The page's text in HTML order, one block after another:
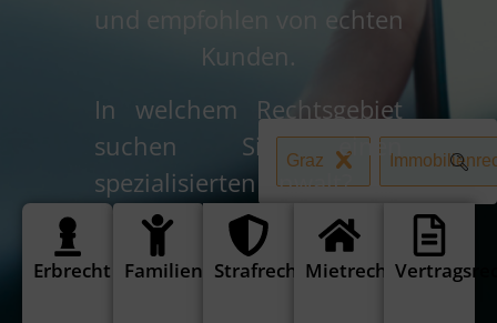
und empfohlen von echten
Kunden.
Graz
In welchem Rechtsgebiet
suchen Sie einen
spezialisierten Anwalt?
Erbrecht FamilienrechtStrafrecht Mietrecht